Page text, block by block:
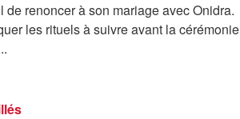
renoncer à son mariage avec Onidra.
les rituels à suivre avant la cérémonie